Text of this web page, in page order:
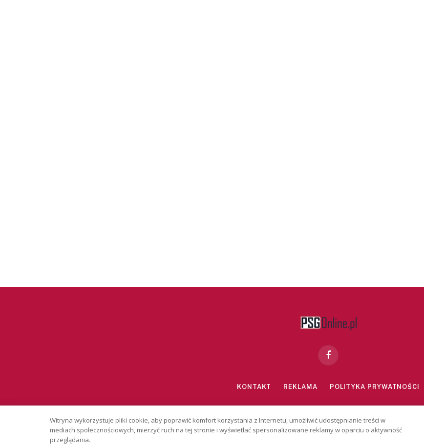
Facebook
KONTAKT REKLAMA POLITYKA PRYWATNOŚCI
Copyright © 2026 PSGonline.pl
Witryna wykorzystuje pliki cookie, aby poprawić komfort korzystania z Internetu, umożliwić udostępnianie treści w
mediach społecznościowych, mierzyć ruch na tej stronie i wyświetlać spersonalizowane reklamy w oparciu o aktywność
przeglądania.